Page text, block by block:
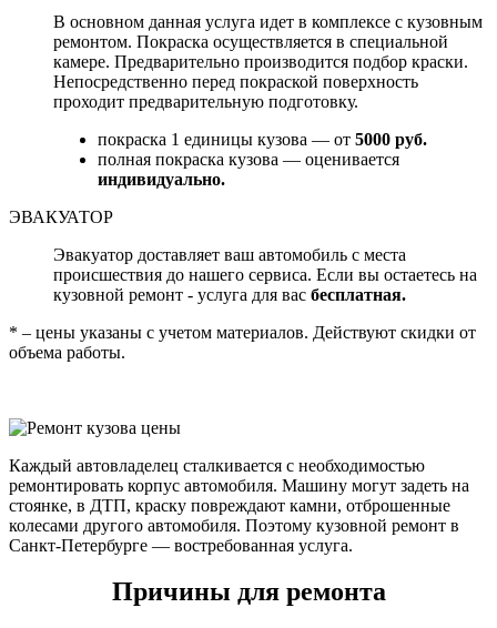
В основном данная услуга идет в комплексе с кузовным
ремонтом. Покраска осуществляется в специальной
камере. Предварительно производится подбор краски.
Непосредственно перед покраской поверхность
проходит предварительную подготовку.
покраска 1 единицы кузова — от 5000 руб.
полная покраска кузова — оценивается
индивидуально.
ЭВАКУАТОР
Эвакуатор доставляет ваш автомобиль с места
происшествия до нашего сервиса. Если вы остаетесь на
кузовной ремонт - услуга для вас бесплатная.
* – цены указаны с учетом материалов. Действуют скидки от
объема работы.
Каждый автовладелец сталкивается с необходимостью
ремонтировать корпус автомобиля. Машину могут задеть на
стоянке, в ДТП, краску повреждают камни, отброшенные
колесами другого автомобиля. Поэтому кузовной ремонт в
Санкт-Петербурге — востребованная услуга.
Причины для ремонта